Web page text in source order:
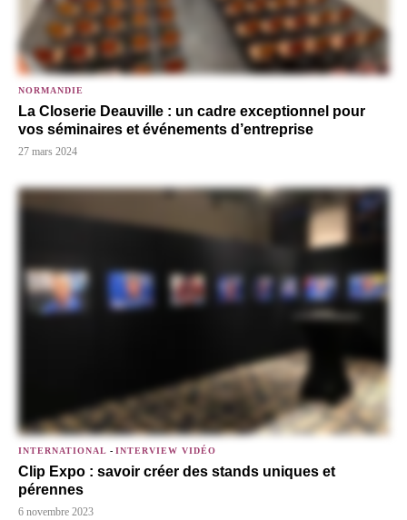
NORMANDIE
La Closerie Deauville : un cadre exceptionnel pour
vos séminaires et événements d’entreprise
27 mars 2024
INTERNATIONAL - INTERVIEW VIDÉO
Clip Expo : savoir créer des stands uniques et
pérennes
6 novembre 2023